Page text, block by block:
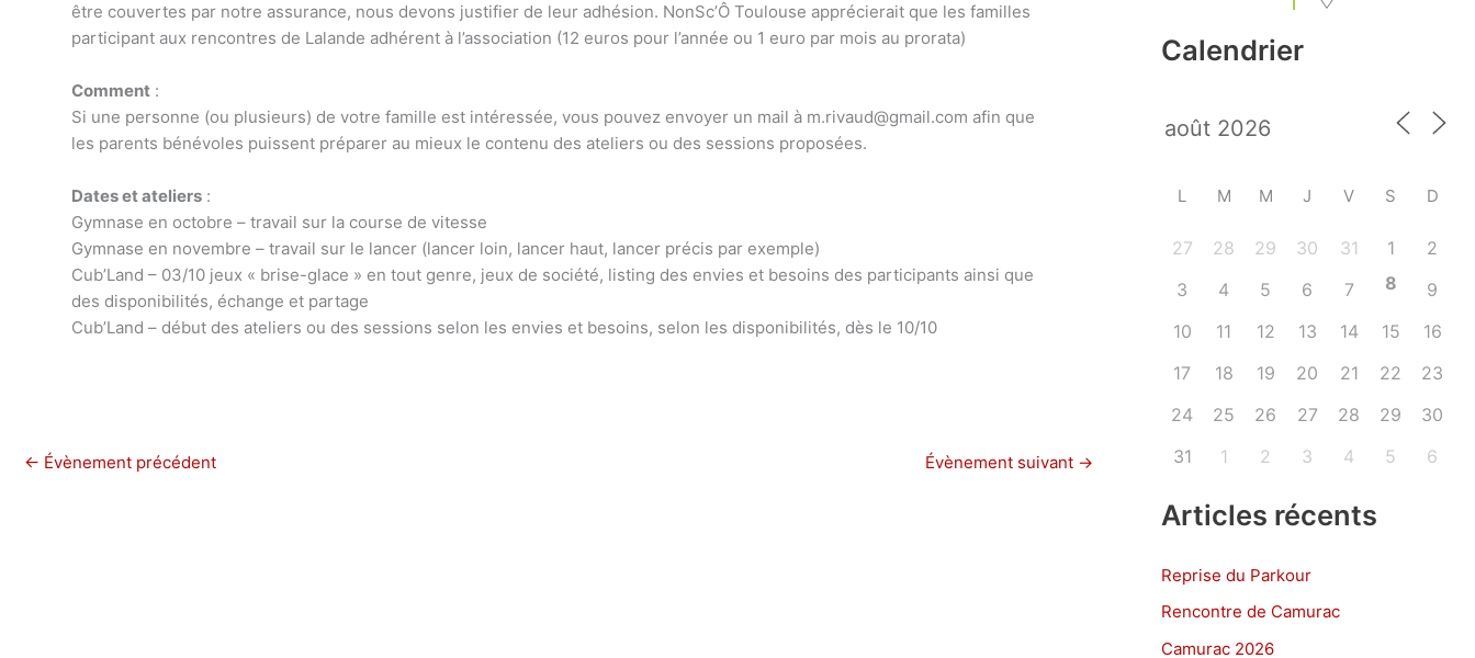
être couvertes par notre assurance, nous devons justifier de leur adhésion. NonSc’Ô Toulouse apprécierait que les familles
participant aux rencontres de Lalande adhérent à l’association (12 euros pour l’année ou 1 euro par mois au prorata)
Comment :
Si une personne (ou plusieurs) de votre famille est intéressée, vous pouvez envoyer un mail à m.rivaud@gmail.com afin que
les parents bénévoles puissent préparer au mieux le contenu des ateliers ou des sessions proposées.
Dates et ateliers :
Gymnase en octobre – travail sur la course de vitesse
Gymnase en novembre – travail sur le lancer (lancer loin, lancer haut, lancer précis par exemple)
Cub’Land – 03/10 jeux « brise-glace » en tout genre, jeux de société, listing des envies et besoins des participants ainsi que
des disponibilités, échange et partage
Cub’Land – début des ateliers ou des sessions selon les envies et besoins, selon les disponibilités, dès le 10/10
← Évènement précédent Évènement suivant →
Calendrier
L M M J V S D
27 28 29 30 31 1
2
3
4 5 6 7 8
9
10
11 12 13 14 15
16
17
18 19 20 21 22
23
24
25 26 27 28 29
30
31
1 2 3 4 5 6
Articles récents
Reprise du Parkour
Rencontre de Camurac
Camurac 2026